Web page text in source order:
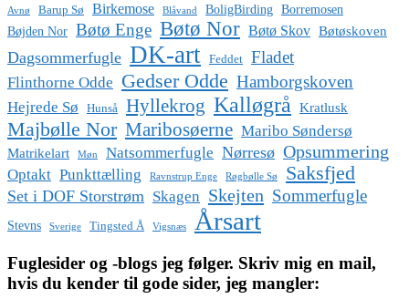
Avnø Barup Sø Birkemose Blåvand BoligBirding Borremosen
Bøjden Nor Bøtø Enge Bøtø Nor Bøtø Skov Bøtøskoven
Dagsommerfugle DK-art Feddet Fladet
Flinthorne Odde Gedser Odde Hamborgskoven
Hejrede Sø Hunså Hyllekrog Kalløgrå Kratlusk
Majbølle Nor Maribosøerne Maribo Søndersø
Matrikelart Møn Natsommerfugle Nørresø Opsummering
Optakt Punkttælling Ravnstrup Enge Røgbølle Sø Saksfjed
Set i DOF Storstrøm Skagen Skejten Sommerfugle
Stevns Sverige Tingsted Å Vigsnæs Årsart
Fuglesider og -blogs jeg følger. Skriv mig en mail,
hvis du kender til gode sider, jeg mangler: